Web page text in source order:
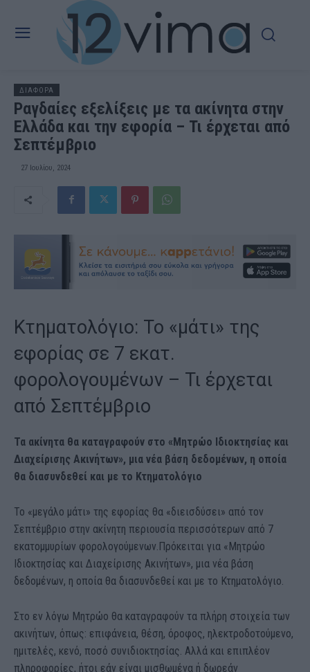
ΔΙΑΦΟΡΑ
Ραγδαίες εξελίξεις με τα ακίνητα στην
Ελλάδα και την εφορία – Τι έρχεται από
Σεπτέμβριο
27 Ιουλίου, 2024
Κτηματολόγιο: Το «μάτι» της
εφορίας σε 7 εκατ.
φορολογουμένων – Τι έρχεται
από Σεπτέμβριο
Τα ακίνητα θα καταγραφούν στο «Μητρώο Ιδιοκτησίας και
Διαχείρισης Ακινήτων», μια νέα βάση δεδομένων, η οποία
θα διασυνδεθεί και με το Κτηματολόγιο
Το «μεγάλο μάτι» της εφορίας θα «διεισδύσει» από τον
Σεπτέμβριο στην ακίνητη περιουσία περισσότερων από 7
εκατομμυρίων φορολογούμενων.Πρόκειται για «Μητρώο
Ιδιοκτησίας και Διαχείρισης Ακινήτων», μια νέα βάση
δεδομένων, η οποία θα διασυνδεθεί και με το Κτηματολόγιο.
Στο εν λόγω Μητρώο θα καταγραφούν τα πλήρη στοιχεία των
ακινήτων, όπως: επιφάνεια, θέση, όροφος, ηλεκτροδοτούμενο,
ημιτελές, κενό, ποσό συνιδιοκτησίας. Αλλά και επιπλέον
πληροφορίες, ήτοι εάν είναι μισθωμένα ή δωρεάν